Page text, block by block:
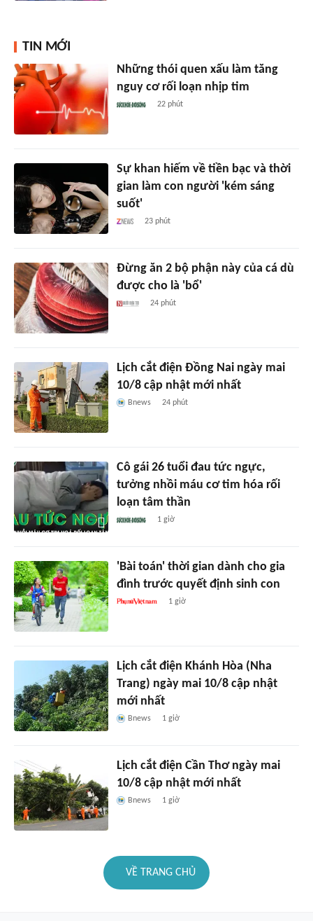
TIN MỚI
Những thói quen xấu làm tăng
nguy cơ rối loạn nhịp tim
22 phút
Sự khan hiếm về tiền bạc và thời
gian làm con người 'kém sáng
suốt'
23 phút
Đừng ăn 2 bộ phận này của cá dù
được cho là 'bổ'
24 phút
Lịch cắt điện Đồng Nai ngày mai
10/8 cập nhật mới nhất
Bnews 24 phút
Cô gái 26 tuổi đau tức ngực,
tưởng nhồi máu cơ tim hóa rối
loạn tâm thần
1 giờ
'Bài toán' thời gian dành cho gia
đình trước quyết định sinh con
1 giờ
Lịch cắt điện Khánh Hòa (Nha
Trang) ngày mai 10/8 cập nhật
mới nhất
Bnews 1 giờ
Lịch cắt điện Cần Thơ ngày mai
10/8 cập nhật mới nhất
Bnews 1 giờ
VỀ TRANG CHỦ